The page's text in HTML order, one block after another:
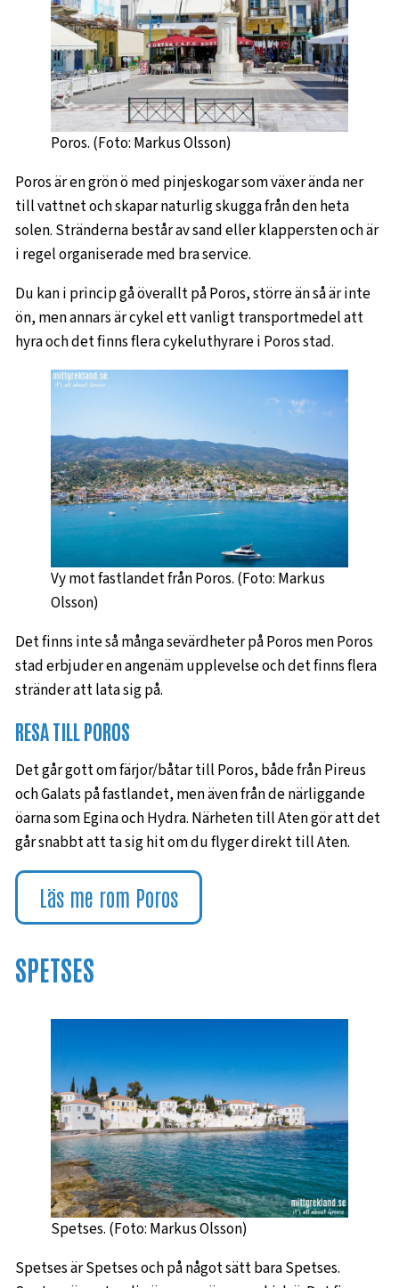
Poros. (Foto: Markus Olsson)
Poros är en grön ö med pinjeskogar som växer ända ner
till vattnet och skapar naturlig skugga från den heta
solen. Stränderna består av sand eller klappersten och är
i regel organiserade med bra service.
Du kan i princip gå överallt på Poros, större än så är inte
ön, men annars är cykel ett vanligt transportmedel att
hyra och det finns flera cykeluthyrare i Poros stad.
Vy mot fastlandet från Poros. (Foto: Markus
Olsson)
Det finns inte så många sevärdheter på Poros men Poros
stad erbjuder en angenäm upplevelse och det finns flera
stränder att lata sig på.
RESA TILL POROS
Det går gott om färjor/båtar till Poros, både från Pireus
och Galats på fastlandet, men även från de närliggande
öarna som Egina och Hydra. Närheten till Aten gör att det
går snabbt att ta sig hit om du flyger direkt till Aten.
Läs me rom Poros
SPETSES
Spetses. (Foto: Markus Olsson)
Spetses är Spetses och på något sätt bara Spetses.